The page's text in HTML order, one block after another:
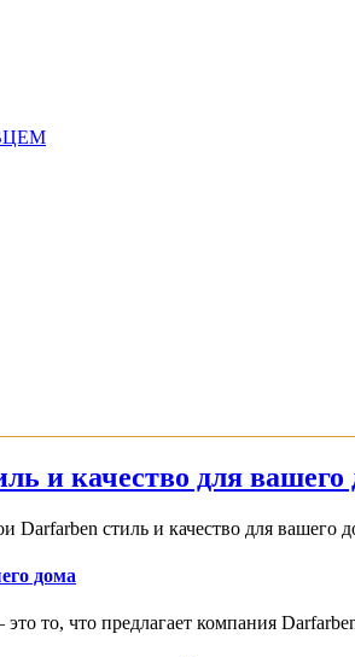
и качество для вашего
Darfarben стиль и качество для вашего
дома
то, что предлагает компания